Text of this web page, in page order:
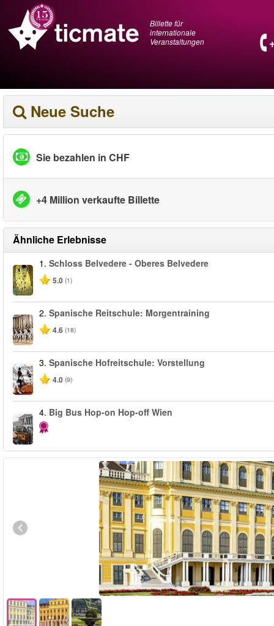
Billette für
internationale
Veranstaltungen
Neue Suche
Sie bezahlen in CHF
+4 Million verkaufte Billette
Ähnliche Erlebnisse
1. Schloss Belvedere - Oberes Belvedere
5.0 (1)
2. Spanische Reitschule: Morgentraining
4.6 (18)
3. Spanische Hofreitschule: Vorstellung
4.0 (9)
4. Big Bus Hop-on Hop-off Wien